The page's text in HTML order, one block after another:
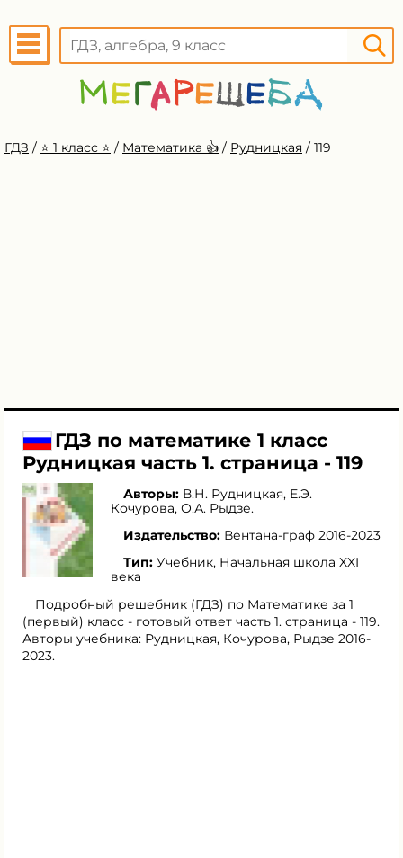
ГДЗ / ⭐️ 1 класс ⭐️ / Математика 👍 / Рудницкая / 119
ГДЗ по математике 1 класс
Рудницкая часть 1. страница - 119
Авторы: В.Н. Рудницкая, Е.Э.
Кочурова, О.А. Рыдзе.
Издательство: Вентана-граф 2016-2023
Тип: Учебник, Начальная школа XXI
века
Подробный решебник (ГДЗ) по Математике за 1
(первый) класс - готовый ответ часть 1. страница - 119.
Авторы учебника: Рудницкая, Кочурова, Рыдзе 2016-
2023.